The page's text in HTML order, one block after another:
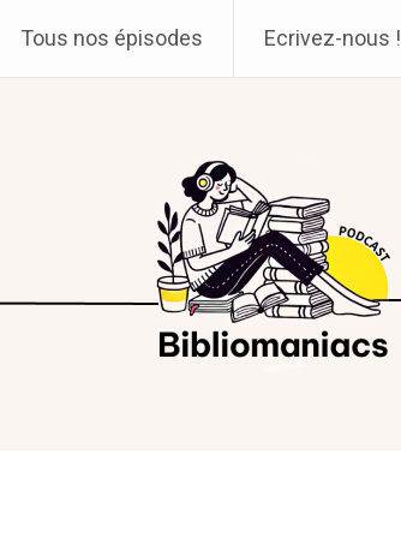
Tous nos épisodes Ecrivez-nous !